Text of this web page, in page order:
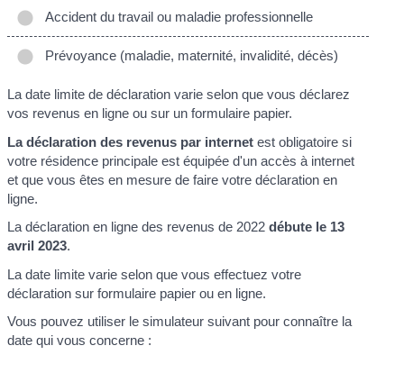
Accident du travail ou maladie professionnelle
Prévoyance (maladie, maternité, invalidité, décès)
La date limite de déclaration varie selon que vous déclarez
vos revenus en ligne ou sur un formulaire papier.
La déclaration des revenus par internet est obligatoire si
votre résidence principale est équipée d'un accès à internet
et que vous êtes en mesure de faire votre déclaration en
ligne.
La déclaration en ligne des revenus de 2022débute le 13
avril 2023.
La date limite varie selon que vous effectuez votre
déclaration sur formulaire papier ou en ligne.
Vous pouvez utiliser le simulateur suivant pour connaître la
date qui vous concerne :